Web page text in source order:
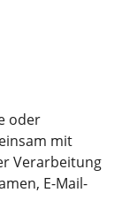
oder
mit
Verarbeitung
E-Mail-